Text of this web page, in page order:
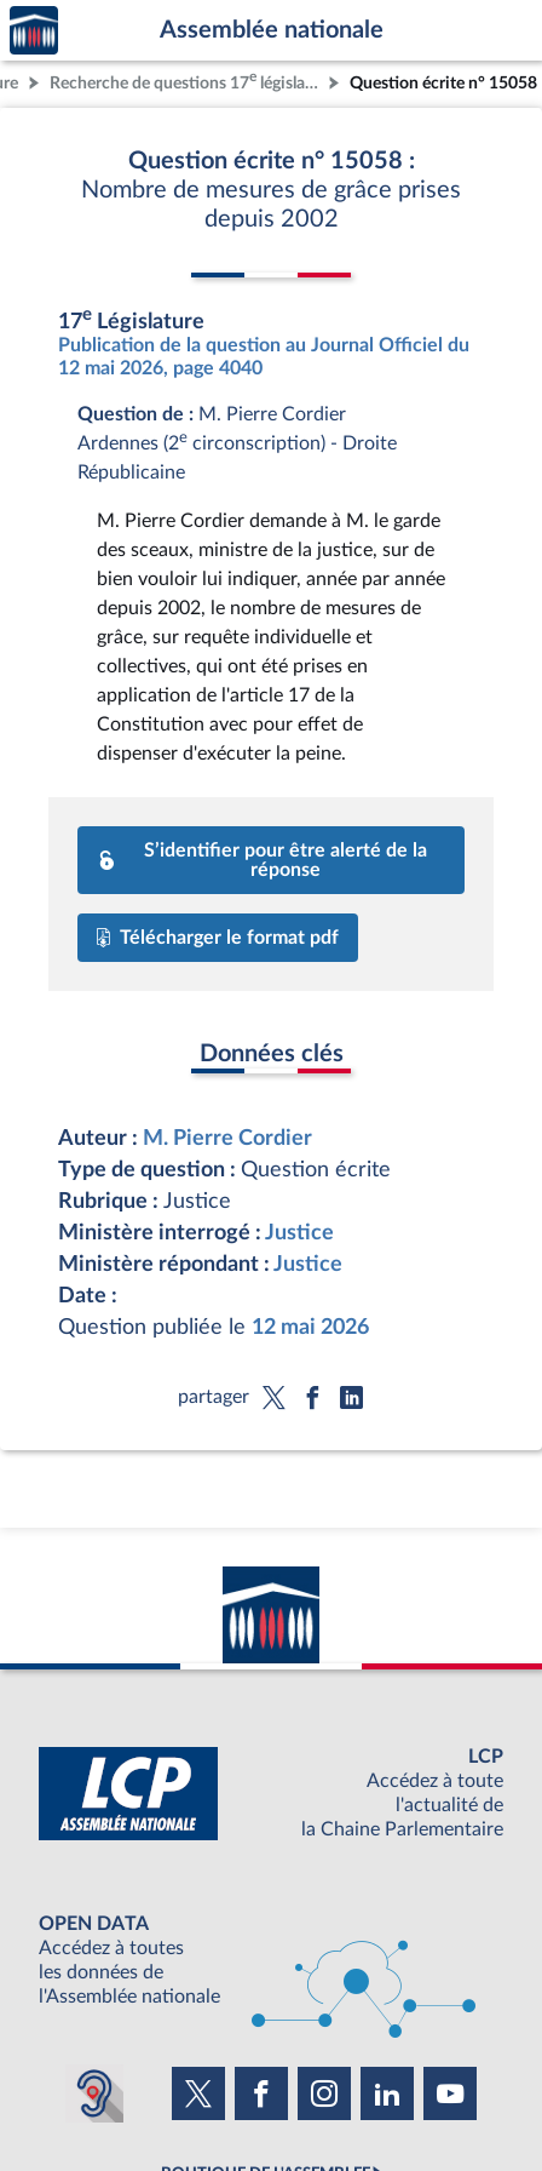
Aller au contenu
Aller en bas de la page
Accèder
à la
page
d'accueil
Assemblée nationale
Recherche de questions 17e législature Question écrite n° 15058
Question écrite n° 15058 :
Nombre de mesures de grâce prises
depuis 2002
17e Législature
Publication de la question au Journal Officiel du
12 mai 2026, page 4040
Question de : M. Pierre Cordier
Ardennes (2e circonscription) - Droite
Républicaine
M. Pierre Cordier demande à M. le garde
des sceaux, ministre de la justice, sur de
bien vouloir lui indiquer, année par année
depuis 2002, le nombre de mesures de
grâce, sur requête individuelle et
collectives, qui ont été prises en
application de l'article 17 de la
Constitution avec pour effet de
dispenser d'exécuter la peine.
S’identifier pour être alerté de la
réponse
Télécharger le format pdf
Données clés
Auteur : M. Pierre Cordier
Type de question : Question écrite
Rubrique : Justice
Ministère interrogé : Justice
Ministère répondant : Justice
Date :
Question publiée le 12 mai 2026
partager
LCP
Accédez à toute
l'actualité de
la Chaine Parlementaire
OPEN DATA
Accédez à toutes
les données de
l'Assemblée nationale